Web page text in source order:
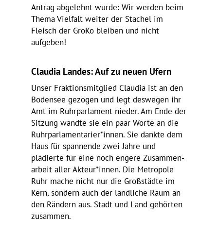
Antrag abge­lehnt wurde: Wir werden beim
Thema Viel­falt weiter der Stachel im
Fleisch der GroKo bleiben und nicht
aufgeben!
Claudia Landes: Auf zu neuen Ufern
Unser Frak­ti­ons­mit­glied Claudia ist an den
Bodensee gezogen und legt deswegen ihr
Amt im Ruhr­par­la­ment nieder. Am Ende der
Sitzung wandte sie ein paar Worte an die
Ruhrparlamentarier*innen. Sie dankte dem
Haus für span­nende zwei Jahre und
plädierte für eine noch engere Zusam­men­
ar­beit aller Akteur*innen. Die Metro­pole
Ruhr mache nicht nur die Groß­städte im
Kern, sondern auch der länd­liche Raum an
den Rändern aus. Stadt und Land gehörten
zusammen.